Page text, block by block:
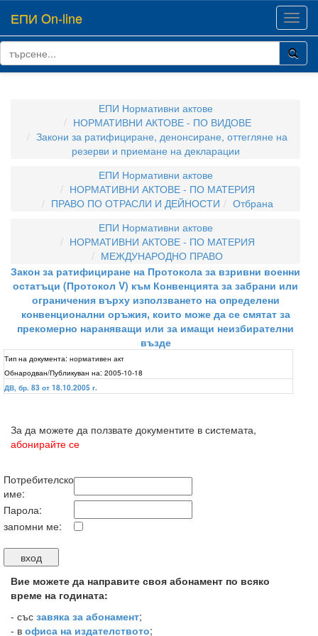
ЕПИ On-line
ЕПИ Нормативни актове
НОРМАТИВНИ АКТОВЕ - ПО ВИДОВЕ
Закони за ратифициране, денонсиране, оттегляне на
резерви и приемане на декларации
ЕПИ Нормативни актове
НОРМАТИВНИ АКТОВЕ - ПО МАТЕРИЯ
ПРАВО ПО ОТРАСЛИ И ДЕЙНОСТИ
Отбрана
ЕПИ Нормативни актове
НОРМАТИВНИ АКТОВЕ - ПО МАТЕРИЯ
МЕЖДУНАРОДНО ПРАВО
Закон за ратифициране на Протокола за взривни военни
остатъци (Протокол V) към Конвенцията за забрани или
ограничения върху използването на определени
конвенционални оръжия, които може да се смятат за
прекомерно нараняващи или за имащи неизбирателни
възде
Тип на документа: нормативен акт
Обнародван/Публикуван на: 2005-10-18
ДВ, бр. 83 от 18.10.2005 г.
За да можете да ползвате документите в системата,
абонирайте се
Потребителско
име:
Парола:
запомни ме:
Вие можете да направите своя абонамент по всяко
време на годината:
- със завяка за абонамент;
- в офиса на издателството;